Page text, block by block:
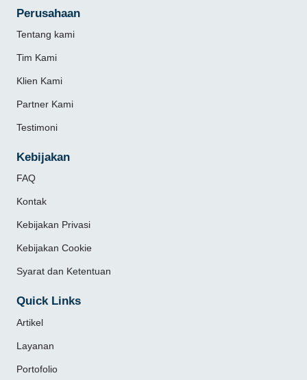
Perusahaan
Tentang kami
Tim Kami
Klien Kami
Partner Kami
Testimoni
Kebijakan
FAQ
Kontak
Kebijakan Privasi
Kebijakan Cookie
Syarat dan Ketentuan
Quick Links
Artikel
Layanan
Portofolio